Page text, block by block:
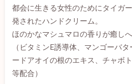
都会に生きる女性のためにタイガ
発されたハンドクリーム。
ほのかなマシュマロの香りが癒しへ
（ビタミンE誘導体、マンゴーバ
ードアオイの根のエキス、チャボ
等配合）